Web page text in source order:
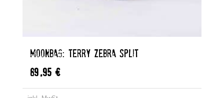
MOONBAG: TERRY ZEBRA SPLIT
89,95 €